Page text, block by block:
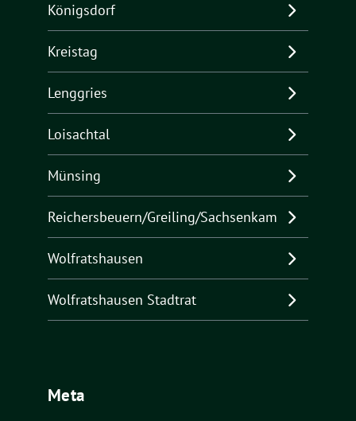
Königsdorf
Kreistag
Lenggries
Loisachtal
Münsing
Reichersbeuern/Greiling/Sachsenkam
Wolfratshausen
Wolfratshausen Stadtrat
Meta